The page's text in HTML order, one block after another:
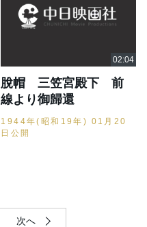
脫帽 三笠宮殿下 前
線より御歸還
1944年(昭和19年) 01月20
日公開
次へ